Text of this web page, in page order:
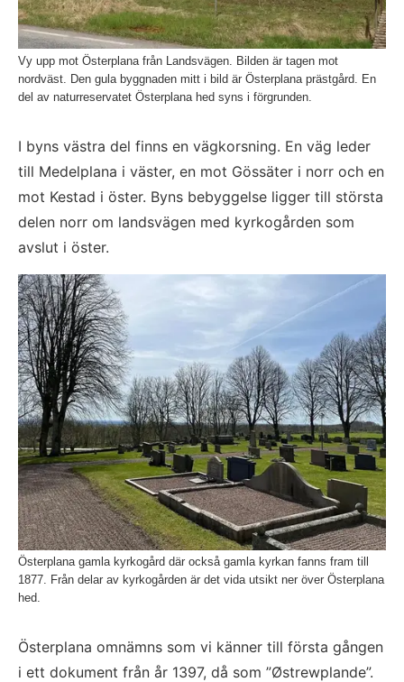
Vy upp mot Österplana från Landsvägen. Bilden är tagen mot
nordväst. Den gula byggnaden mitt i bild är Österplana prästgård. En
del av naturreservatet Österplana hed syns i förgrunden.
I byns västra del finns en vägkorsning. En väg leder
till Medelplana i väster, en mot Gössäter i norr och en
mot Kestad i öster. Byns bebyggelse ligger till största
delen norr om landsvägen med kyrkogården som
avslut i öster.
Österplana gamla kyrkogård där också gamla kyrkan fanns fram till
1877. Från delar av kyrkogården är det vida utsikt ner över Österplana
hed.
Österplana omnämns som vi känner till första gången
i ett dokument från år 1397, då som ”Østrewplande”.